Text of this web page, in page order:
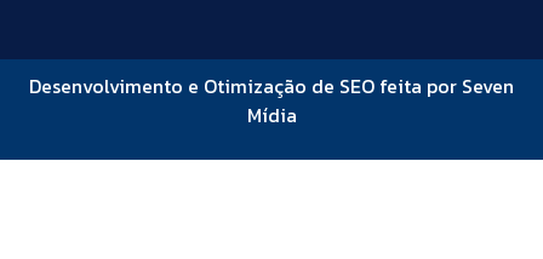
Desenvolvimento e Otimização de SEO feita por Seven
Mídia